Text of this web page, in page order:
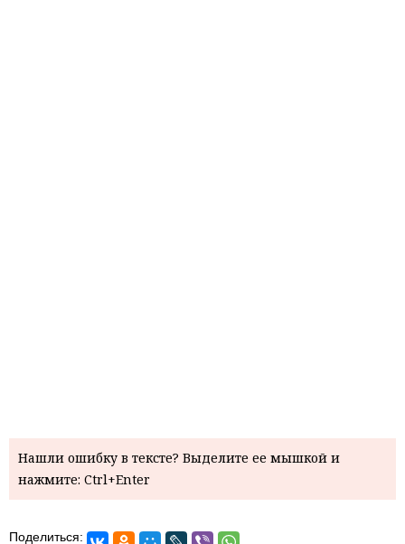
Нашли ошибку в тексте? Выделите ее мышкой и
нажмите: Ctrl+Enter
Поделиться: